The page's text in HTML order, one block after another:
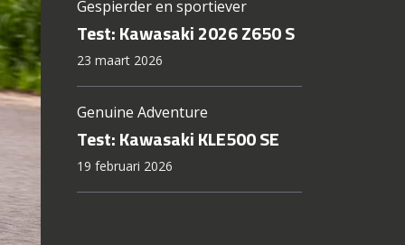
De laatste echte alleskunner
Test: Kawasaki Ninja 1100SX
SE Tourer Editie
Gespierder en sportiever
Test: Kawasaki 2026 Z650 S